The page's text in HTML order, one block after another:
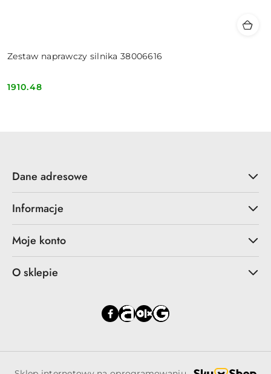
Zestaw naprawczy silnika 38006616
Cena:
1910.48
Dane adresowe
Informacje
Moje konto
O sklepie